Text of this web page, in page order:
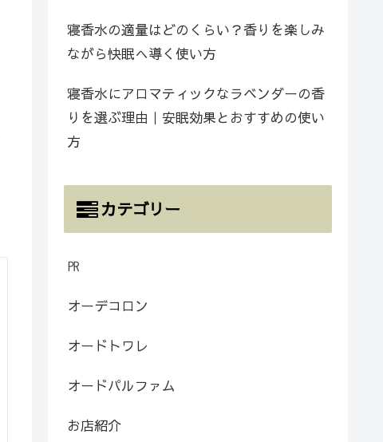
寝香水の適量はどのくらい？香りを楽しみ
ながら快眠へ導く使い方
寝香水にアロマティックなラベンダーの香
りを選ぶ理由｜安眠効果とおすすめの使い
方
カテゴリー
㏚
オーデコロン
オードトワレ
オードパルファム
お店紹介